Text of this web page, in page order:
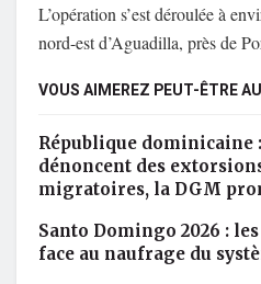
L’opération s’est déroulée à
nord-est d’Aguadilla, près de
VOUS AIMEREZ PEUT-ÊTRE
République dominicaine
dénoncent des
migratoires, la DGM
Santo Domingo 2026 :
face au naufrage du